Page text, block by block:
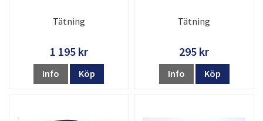
Tätning
1 195 kr
Info Köp
Tätning
295 kr
Info Köp